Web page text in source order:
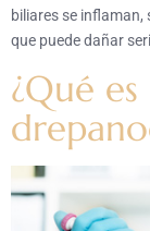
biliares se inflaman,
que puede dañar
¿Qué